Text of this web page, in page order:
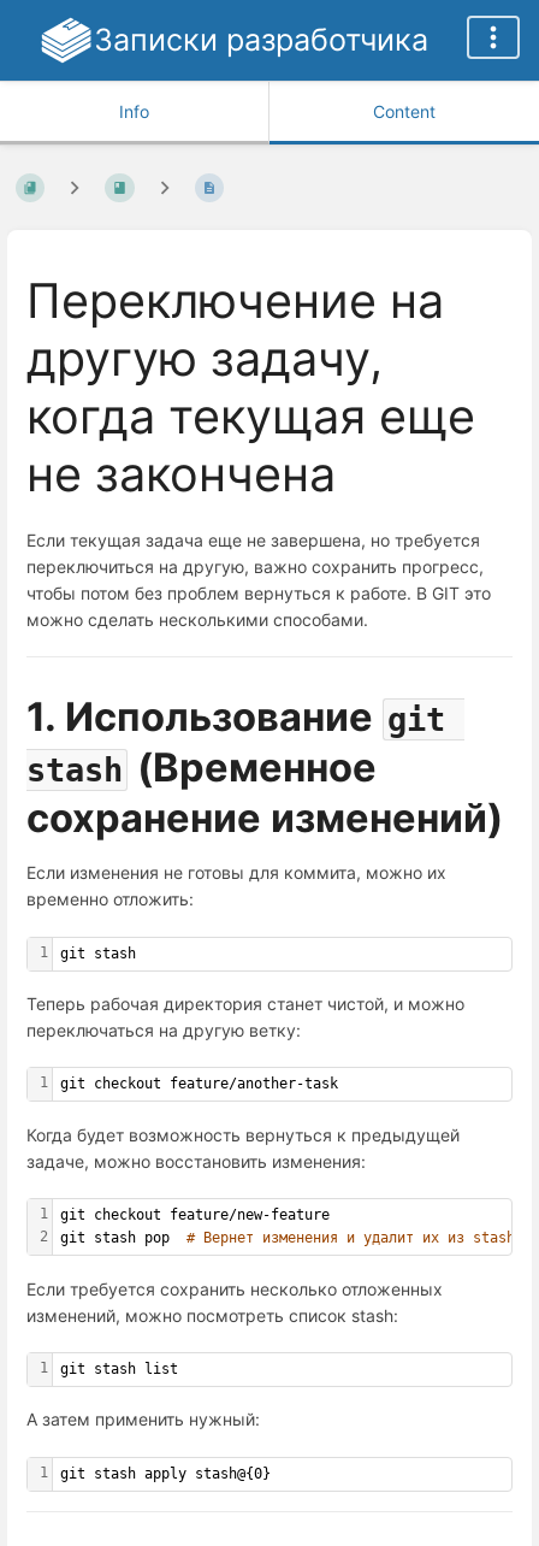
Записки разработчика
Info Content
Переключение на
другую задачу,
когда текущая еще
не закончена
Если текущая задача еще не завершена, но требуется
переключиться на другую, важно сохранить прогресс,
чтобы потом без проблем вернуться к работе. В GIT это
можно сделать несколькими способами.
1. Использование git
stash (Временное
сохранение изменений)
Если изменения не готовы для коммита, можно их
временно отложить:
1 git stash
Теперь рабочая директория станет чистой, и можно
переключаться на другую ветку:
1 git checkout feature/another-task
Когда будет возможность вернуться к предыдущей
задаче, можно восстановить изменения:
1
2
git checkout feature/new-feature
git stash pop # Вернет изменения и удалит их из stash
Если требуется сохранить несколько отложенных
изменений, можно посмотреть список stash:
1 git stash list
А затем применить нужный:
1 git stash apply stash@{0}